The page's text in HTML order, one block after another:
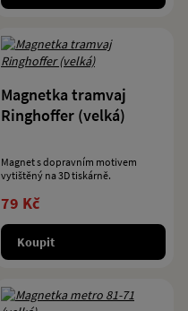
Magnetka tramvaj
Ringhoffer (velká)
Magnet s dopravním motivem
vytištěný na 3D tiskárně.
79 Kč
Koupit